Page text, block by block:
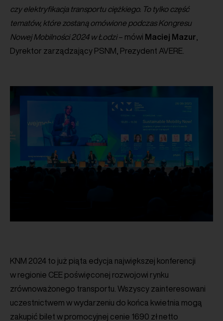
czy elektryfikacja transportu ciężkiego. To tylko część
tematów, które zostaną omówione podczas Kongresu
Nowej Mobilności 2024 w Łodzi– mówi Maciej Mazur
Dyrektor zarządzający PSNM, Prezydent AVERE.
KNM 2024 to już piąta edycja największej konferencji
w regionie CEE poświęconej rozwojowi rynku
zrównoważonego transportu. Wszyscy zainteresowani
uczestnictwem w wydarzeniu do końca kwietnia mogą
zakupić bilet w promocyjnej cenie 1690 zł netto